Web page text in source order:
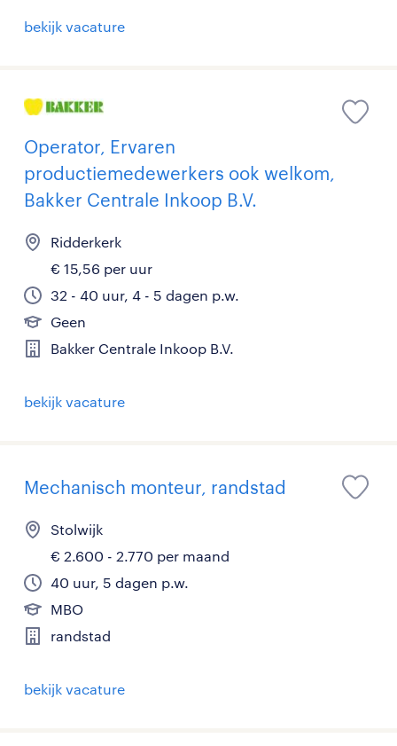
bekijk vacature
Operator, Ervaren
productiemedewerkers ook welkom,
Bakker Centrale Inkoop B.V.
Ridderkerk
€ 15,56 per uur
32 - 40 uur, 4 - 5 dagen p.w.
Geen
Bakker Centrale Inkoop B.V.
bekijk vacature
Mechanisch monteur, randstad
Stolwijk
€ 2.600 - 2.770 per maand
40 uur, 5 dagen p.w.
MBO
randstad
bekijk vacature